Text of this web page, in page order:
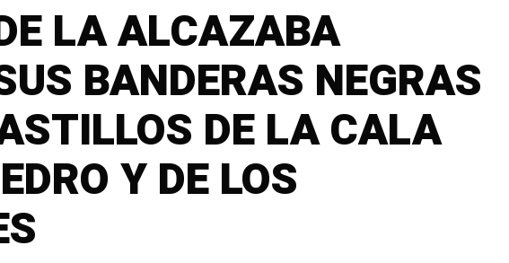
LA ALCAZABA
BANDERAS NEGRAS
DE LA CALA
Y DE LOS